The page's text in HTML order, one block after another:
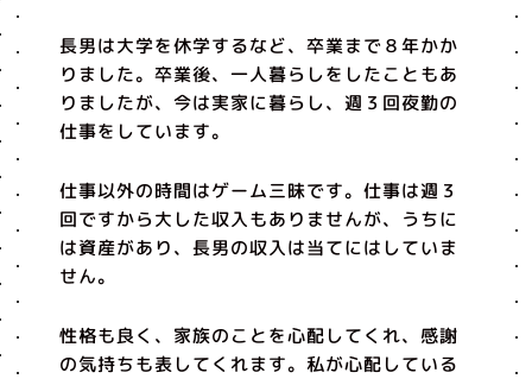
長男は大学を休学するなど、卒業まで８年かか
りました。卒業後、一人暮らしをしたこともあ
りましたが、今は実家に暮らし、週３回夜勤の
仕事をしています。
仕事以外の時間はゲーム三昧です。仕事は週３
回ですから大した収入もありませんが、うちに
は資産があり、長男の収入は当てにはしていま
せん。
性格も良く、家族のことを心配してくれ、感謝
の気持ちも表してくれます。私が心配している